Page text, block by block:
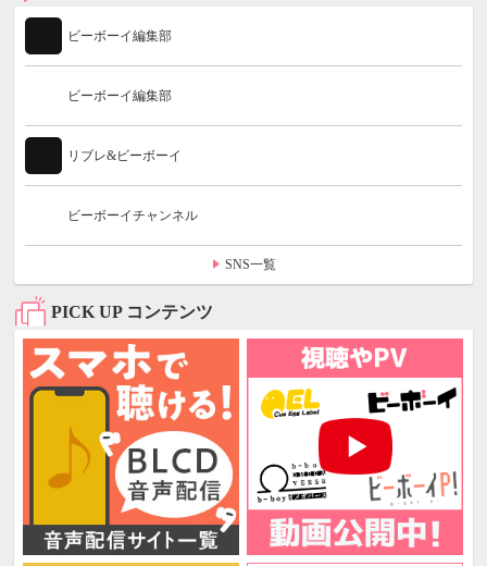
ビーボーイ編集部
ビーボーイ編集部
リブレ&ビーボーイ
ビーボーイチャンネル
SNS一覧
PICK UP コンテンツ